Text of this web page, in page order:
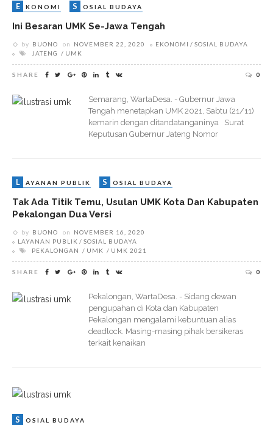
E KONOMI S OSIAL BUDAYA
Ini Besaran UMK Se-Jawa Tengah
by BUONO on NOVEMBER 22, 2020 EKONOMI
SOSIAL BUDAYA
JATENG
UMK
SHARE 0
Semarang, WartaDesa. - Gubernur Jawa
Tengah menetapkan UMK 2021, Sabtu (21/11)
kemarin dengan ditandatanganinya Surat
Keputusan Gubernur Jateng Nomor
L AYANAN PUBLIK S OSIAL BUDAYA
Tak Ada Titik Temu, Usulan UMK Kota Dan Kabupaten
Pekalongan Dua Versi
by BUONO on
NOVEMBER 16, 2020
LAYANAN PUBLIK
SOSIAL BUDAYA
PEKALONGAN
UMK UMK 2021
SHARE 0
Pekalongan, WartaDesa. - Sidang dewan
pengupahan di Kota dan Kabupaten
Pekalongan mengalami kebuntuan alias
deadlock. Masing-masing pihak bersikeras
terkait kenaikan
S OSIAL BUDAYA